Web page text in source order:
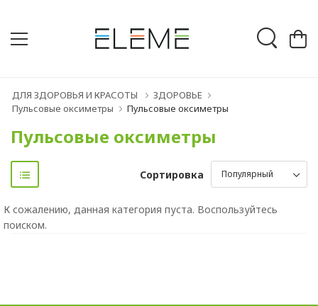
ДЛЯ ЗДОРОВЬЯ И КРАСОТЫ
ЗДОРОВЬЕ
Пульсовые оксиметры
Пульсовые оксиметры
Пульсовые оксиметры
Сортировка
К сожалению, данная категория пуста. Воспользуйтесь
поиском.